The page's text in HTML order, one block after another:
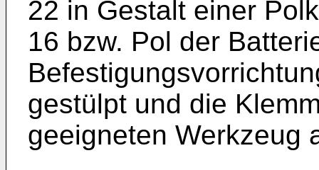
22 in Gestalt einer
16 bzw. Pol der
gestülpt und die
geeigneten Werkzeug